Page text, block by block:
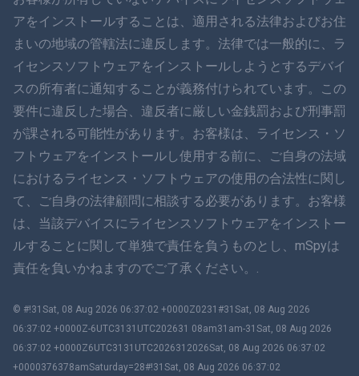
简体中文
ダンスク
हिंदी
עברית
ロマン
Ελληνικά
ベトナム語
繁體中文
スロベニア
アをインストールすることは、適用される法律およびお住
まいの地域の管轄法に違反します。法律では一般的に、ラ
イセンスソフトウェアをインストールしようとするデバイ
スの所有者に通知することが義務付けられています。この
要件に違反した場合、違反者に厳しい金銭罰および刑事罰
が課される可能性があります。お客様は、ライセンス・ソ
フトウェアをインストールし使用する前に、ご自身の法域
におけるライセンス・ソフトウェアの使用の合法性に関し
て、ご自身の法律顧問に相談する必要があります。お客様
は、当該デバイスにライセンスソフトウェアをインストー
ルすることに関して単独で責任を負うものとし、mSpyは
責任を負いかねますのでご了承ください。.
© #!31Sat, 08 Aug 2026 06:37:02 +0000Z0231#31Sat, 08 Aug 2026
06:37:02 +0000Z-6UTC3131UTC202631 08am31am-31Sat, 08 Aug 2026
06:37:02 +0000Z6UTC3131UTC2026312026Sat, 08 Aug 2026 06:37:02
+0000376378amSaturday=28#!31Sat, 08 Aug 2026 06:37:02